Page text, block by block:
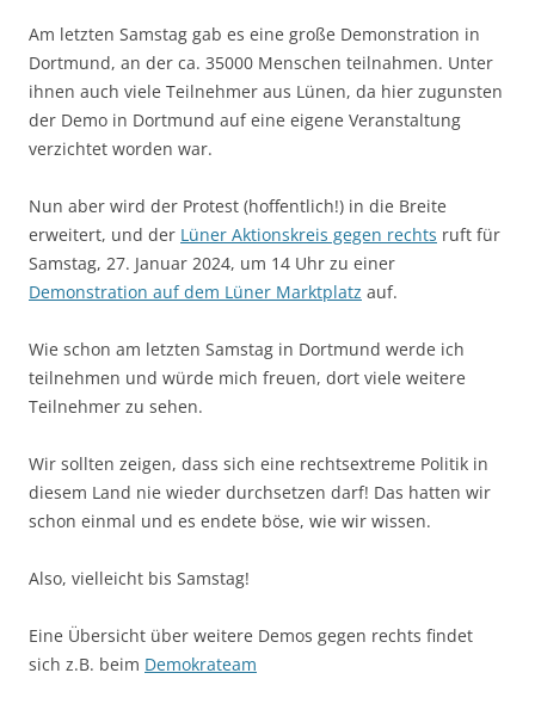
Am letzten Samstag gab es eine große Demonstration in
Dortmund, an der ca. 35000 Menschen teilnahmen. Unter
ihnen auch viele Teilnehmer aus Lünen, da hier zugunsten
der Demo in Dortmund auf eine eigene Veranstaltung
verzichtet worden war.
Nun aber wird der Protest (hoffentlich!) in die Breite
erweitert, und der Lüner Aktionskreis gegen rechts ruft für
Samstag, 27. Januar 2024, um 14 Uhr zu einer
Demonstration auf dem Lüner Marktplatz auf.
Wie schon am letzten Samstag in Dortmund werde ich
teilnehmen und würde mich freuen, dort viele weitere
Teilnehmer zu sehen.
Wir sollten zeigen, dass sich eine rechtsextreme Politik in
diesem Land nie wieder durchsetzen darf! Das hatten wir
schon einmal und es endete böse, wie wir wissen.
Also, vielleicht bis Samstag!
Eine Übersicht über weitere Demos gegen rechts findet
sich z.B. beim Demokrateam